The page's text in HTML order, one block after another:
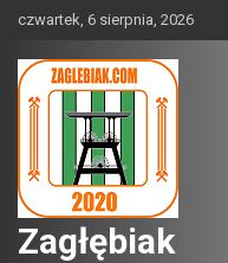
content
czwartek, 6 sierpnia, 2026
Zagłębiak